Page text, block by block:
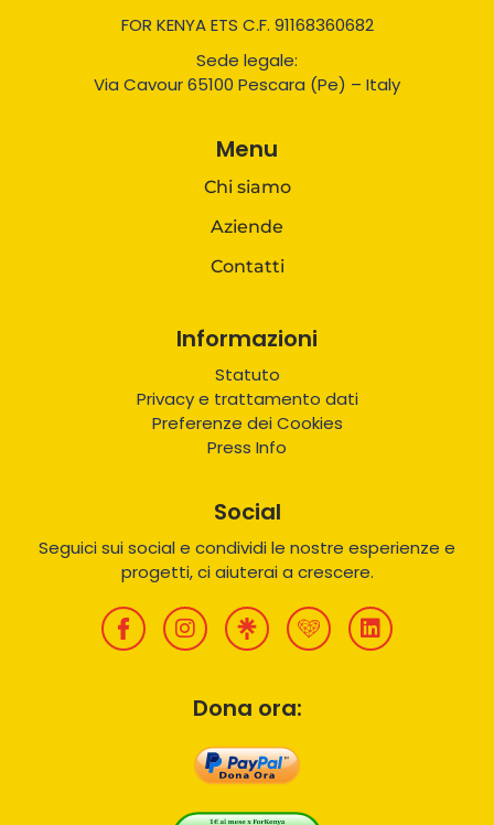
FOR KENYA ETS C.F. 91168360682
Sede legale:
Via Cavour 65100 Pescara (Pe) – Italy
Menu
Chi siamo
Aziende
Contatti
Informazioni
Statuto
Privacy e trattamento dati
Preferenze dei Cookies
Press Info
Social
Seguici sui social e condividi le nostre esperienze e
progetti, ci aiuterai a crescere.
Dona ora: